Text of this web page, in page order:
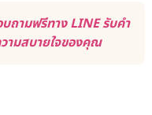
ถามฟรีทาง LINE รับคำ
ามสบายใจของคุณ